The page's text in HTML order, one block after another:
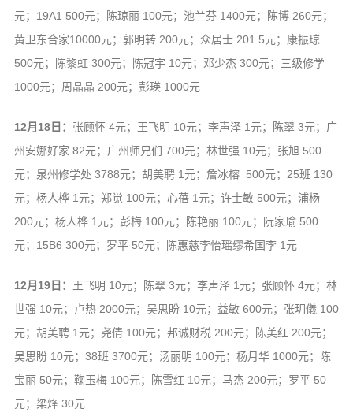
元；19A1 500元；陈琼丽 100元；池兰芬 1400元；陈博 260元；
黄卫东合家10000元；郭明转 200元；众居士 201.5元；康振琼
500元；陈黎虹 300元；陈冠宇 10元；邓少杰 300元；三级修学
1000元；周晶晶 200元；彭瑛 1000元
12月18日： 张顾怀 4元；王飞明 10元；李声泽 1元；陈翠 3元；广
州安娜好家 82元；广州师兄们 700元；林世强 10元；张旭 500
元；泉州修学处 3788元；胡美聘 1元；詹冰榕 500元；25班 130
元；杨人桦 1元；郑觉 100元；心蓓 1元；许士敏 500元；浦杨
200元；杨人桦 1元；彭梅 100元；陈艳丽 100元；阮家瑜 500
元；15B6 300元；罗平 50元；陈惠慈李怡瑶缪希国李 1元
12月19日： 王飞明 10元；陈翠 3元；李声泽 1元；张顾怀 4元；林
世强 10元；卢热 2000元；吴思盼 10元；益敏 600元；张玥儀 100
元；胡美聘 1元；尧倩 100元；邦诚财税 200元；陈美红 200元；
吴思盼 10元；38班 3700元；汤丽明 100元；杨月华 1000元；陈
宝丽 50元；鞠玉梅 100元；陈雪红 10元；马杰 200元；罗平 50
元；梁烽 30元